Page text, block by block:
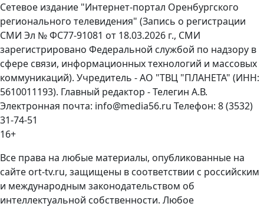
Сетевое издание "Интернет-портал Оренбургского
регионального телевидения" (Запись о регистрации
СМИ Эл № ФС77-91081 от 18.03.2026 г., СМИ
зарегистрировано Федеральной службой по надзору в
сфере связи, информационных технологий и массовых
коммуникаций). Учредитель - АО "ТВЦ "ПЛАНЕТА" (ИНН:
5610011193). Главный редактор - Телегин А.В.
Электронная почта: info@media56.ru Телефон: 8 (3532)
31-74-51
16+
Все права на любые материалы, опубликованные на
сайте ort-tv.ru, защищены в соответствии с российским
и международным законодательством об
интеллектуальной собственности. Любое